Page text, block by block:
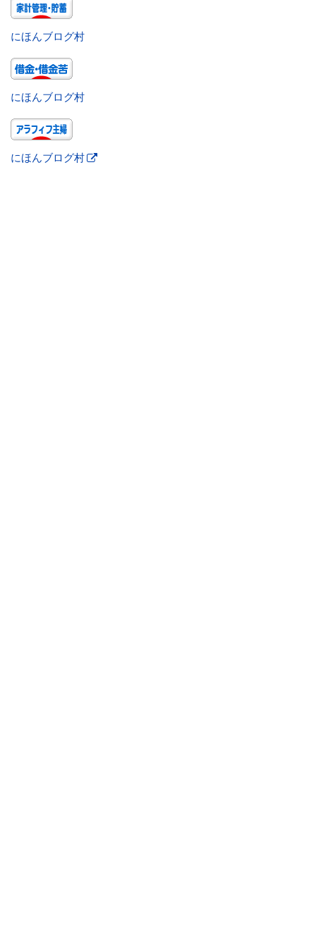
にほんブログ村
にほんブログ村
にほんブログ村